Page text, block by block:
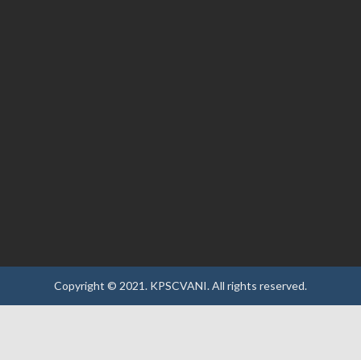
Copyright © 2021. KPSCVANI.All rights reserved.